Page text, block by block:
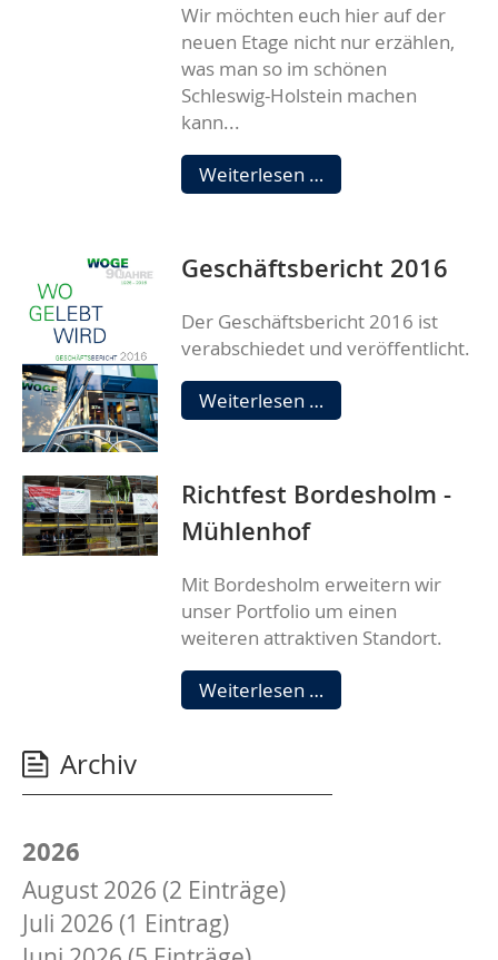
Wir möchten euch hier auf der
neuen Etage nicht nur erzählen,
was man so im schönen
Schleswig-Holstein machen
kann...
Weiterlesen … HOMESTORY:
Vintage
–
Besuch
bei
Maren
Geschäftsbericht 2016
Der Geschäftsbericht 2016 ist
verabschiedet und veröffentlicht.
Weiterlesen … Geschäftsbericht
2016
Richtfest Bordesholm -
Mühlenhof
Mit Bordesholm erweitern wir
unser Portfolio um einen
weiteren attraktiven Standort.
Weiterlesen … Richtfest
Bordesholm
Archiv
2026
August 2026 (2 Einträge)
Juli 2026 (1 Eintrag)